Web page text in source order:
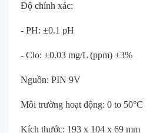
Độ chính xác:
- PH: ±0.1 pH
- Clo: ±0.03 mg/L (ppm) ±3%
Nguồn: PIN 9V
Môi trường hoạt động: 0 to 50°C
Kích thước: 193 x 104 x 69 mm